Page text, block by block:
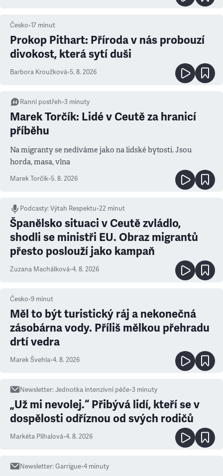
Česko•17 minut
Prokop Pithart: Příroda v nás probouzí
divokost, která sytí duši
Barbora Kroužková•5. 8. 2026
Ranní postřeh•3 minuty
Marek Torčík: Lidé v Ceutě za hranicí
příběhu
Na migranty se nedíváme jako na lidské bytosti. Jsou
horda, masa, vlna
Marek Torčík•5. 8. 2026
Podcasty:Výtah Respektu•22 minut
Španělsko situaci v Ceutě zvládlo,
shodli se ministři EU. Obraz migrantů
přesto poslouží jako kampaň
Zuzana Machálková•4. 8. 2026
Česko•9 minut
Měl to být turistický ráj a nekonečná
zásobárna vody. Příliš mělkou přehradu
drtí vedra
Marek Švehla•4. 8. 2026
Newsletter:Jednotka intenzivní péče•3 minuty
„Už mi nevolej.“ Přibývá lidí, kteří se v
dospělosti odříznou od svých rodičů
Markéta Plíhalová•4. 8. 2026
Newsletter:Garrigue•4 minuty